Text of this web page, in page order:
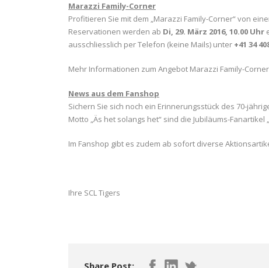
Marazzi Family-Corner
Profitieren Sie mit dem „Marazzi Family-Corner“ von
Reservationen werden ab Di, 29. März 2016, 10.00 Uhr
ausschliesslich per Telefon (keine Mails) unter +41 34
Mehr Informationen zum Angebot Marazzi Family-Corner
News aus dem Fanshop
Sichern Sie sich noch ein Erinnerungsstück des 70-
Motto „Äs het solangs het“ sind die Jubiläums-Fanartikel
Im Fanshop gibt es zudem ab sofort diverse
Ihre SCL Tigers
Share Post: